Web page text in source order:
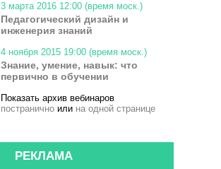
3 марта 2016 12:00 (время моск.)
Педагогический дизайн и
инженерия знаний
4 ноября 2015 19:00 (время моск.)
Знание, умение, навык: что
первично в обучении
Показать архив вебинаров
постранично или на одной странице
РЕКЛАМА